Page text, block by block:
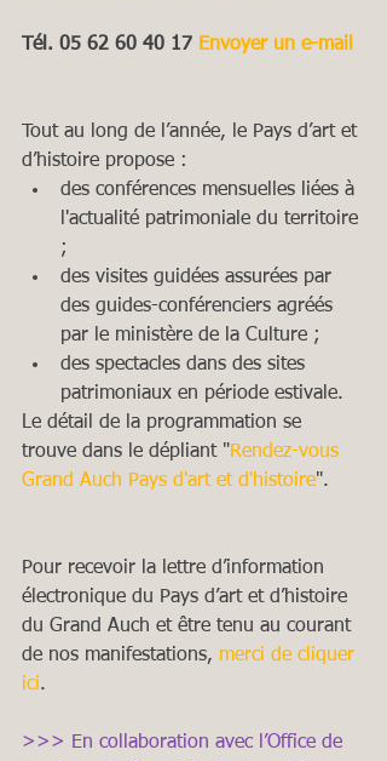
Tél. 05 62 60 40 17 Envoyer un e-mail
Tout au long de l’année, le Pays d’art et
d’histoire propose :
des conférences mensuelles liées à
l'actualité patrimoniale du territoire
;
des visites guidées assurées par
des guides-conférenciers agréés
par le ministère de la Culture ;
des spectacles dans des sites
patrimoniaux en période estivale.
Le détail de la programmation se
trouve dans le dépliant "Rendez-vous
Grand Auch Pays d'art et d'histoire".
Pour recevoir la lettre d’information
électronique du Pays d’art et d’histoire
du Grand Auch et être tenu au courant
de nos manifestations, merci de cliquer
ici.
>>> En collaboration avec
l’Office de